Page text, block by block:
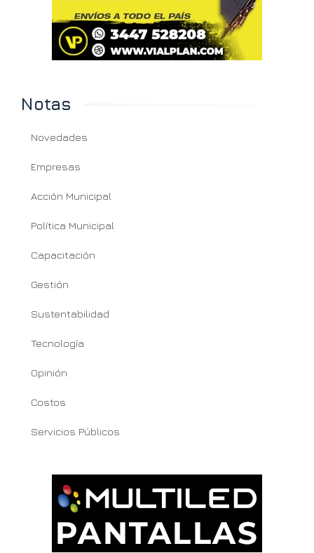
Notas
Novedades
Empresas
Acción Municipal
Política Municipal
Capacitación
Gestión
Sustentabilidad
Tecnología
Opinión
Costos
Servicios Públicos